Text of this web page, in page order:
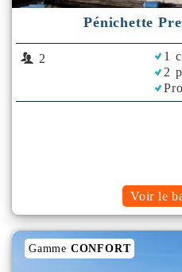
Pénichette
2
1
2
Voir le
Gamme CONFORT